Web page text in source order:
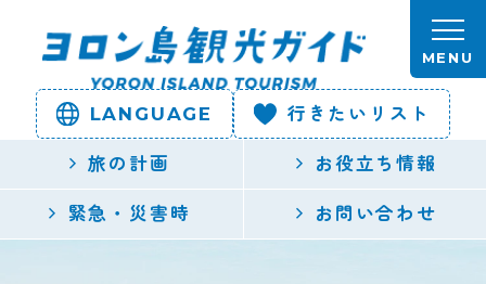
ヨロン島
観光ガイ
ド | 鹿児
LANGUAGE 行きたいリスト
旅の計画 お役立ち情報
緊急・災害時 お問い合わせ
MENU